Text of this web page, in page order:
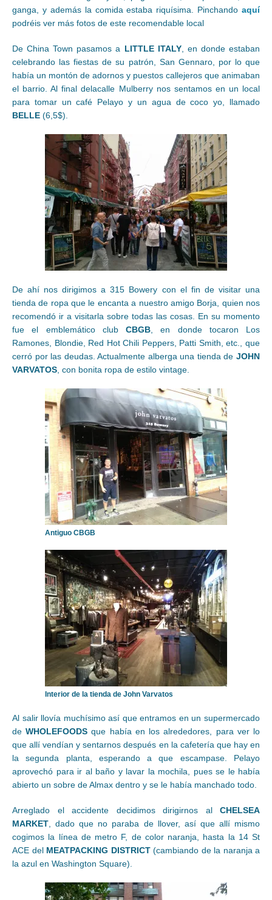
ganga, y además la comida estaba riquísima. Pinchando aquí
podréis ver más fotos de este recomendable local
De China Town pasamos a LITTLE ITALY, en donde estaban
celebrando las fiestas de su patrón, San Gennaro, por lo que
había un montón de adornos y puestos callejeros que animaban
el barrio. Al final delacalle Mulberry nos sentamos en un local
para tomar un café Pelayo y un agua de coco yo, llamado
BELLE (6,5$).
De ahí nos dirigimos a 315 Bowery con el fin de visitar una
tienda de ropa que le encanta a nuestro amigo Borja, quien nos
recomendó ir a visitarla sobre todas las cosas. En su momento
fue el emblemático club CBGB, en donde tocaron Los
Ramones, Blondie, Red Hot Chili Peppers, Patti Smith, etc., que
cerró por las deudas. Actualmente alberga una tienda de JOHN
VARVATOS, con bonita ropa de estilo vintage.
Antiguo CBGB
Interior de la tienda de John Varvatos
Al salir llovía muchísimo así que entramos en un supermercado
deWHOLEFOODS que había en los alrededores, para ver lo
que allí vendían y sentarnos después en la cafetería que hay en
la segunda planta, esperando a que escampase. Pelayo
aprovechó para ir al baño y lavar la mochila, pues se le había
abierto un sobre de Almax dentro y se le había manchado todo.
Arreglado el accidente decidimos dirigirnos al CHELSEA
MARKET, dado que no paraba de llover, así que allí mismo
cogimos la línea de metro F, de color naranja, hasta la 14 St
ACE del MEATPACKING DISTRICT(cambiando de la naranja a
la azul en Washington Square).